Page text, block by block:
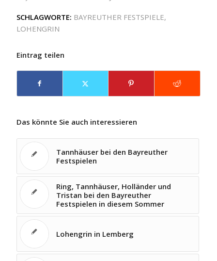
SCHLAGWORTE: BAYREUTHER FESTSPIELE,
LOHENGRIN
Eintrag teilen
Das könnte Sie auch interessieren
Tannhäuser bei den Bayreuther
Festspielen
Ring, Tannhäuser, Holländer und
Tristan bei den Bayreuther
Festspielen in diesem Sommer
Lohengrin in Lemberg